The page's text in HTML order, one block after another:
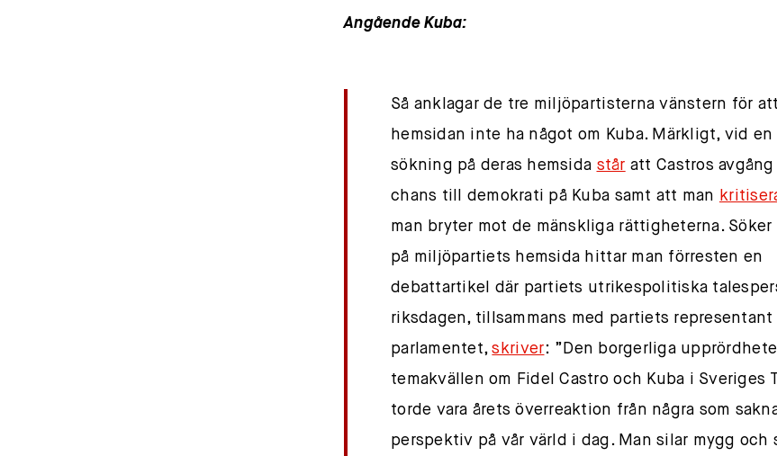
Angående Kuba:
Så anklagar de tre miljöpartisterna vänstern för
hemsidan inte ha något om Kuba. Märkligt, vid en
sökning på deras hemsida står att Castros
chans till demokrati på Kuba samt att man
man bryter mot de mänskliga rättigheterna. Söker
på miljöpartiets hemsida hittar man förresten en
debattartikel där partiets utrikespolitiska
riksdagen, tillsammans med partiets representant
parlamentet,skriver: ”Den borgerliga
temakvällen om Fidel Castro och Kuba i Sveriges
torde vara årets överreaktion från några som
perspektiv på vår värld i dag. Man silar mygg och